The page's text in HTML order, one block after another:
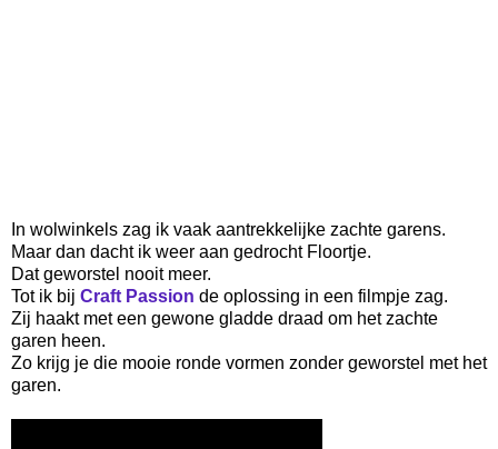
In wolwinkels zag ik vaak aantrekkelijke zachte garens.
Maar dan dacht ik weer aan gedrocht Floortje.
Dat geworstel nooit meer.
Tot ik bij Craft Passion de oplossing in een filmpje zag.
Zij haakt met een gewone gladde draad om het zachte
garen heen.
Zo krijg je die mooie ronde vormen zonder geworstel met het
garen.